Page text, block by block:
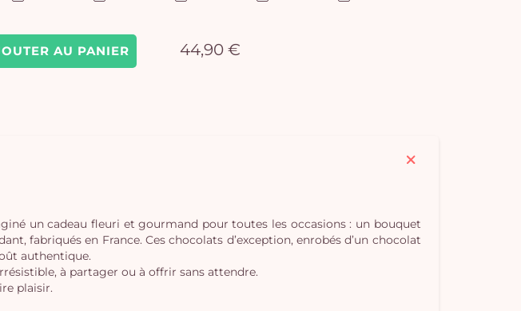
AU PANIER 44,90 €
un cadeau fleuri et gourmand pour toutes les occasions : un bouquet
fabriqués en France. Ces chocolats d’exception, enrobés d’un chocolat
authentique.
à partager ou à offrir sans attendre.
plaisir.